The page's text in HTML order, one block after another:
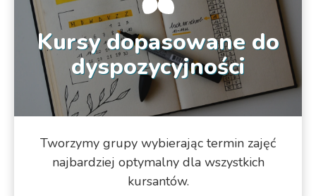
Kursy dopasowane do
dyspozycyjności
Tworzymy grupy wybierając termin zajęć
najbardziej optymalny dla wszystkich
kursantów.